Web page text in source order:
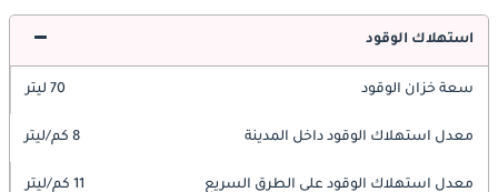
استهلاك الوقود
سعة خزان الوقود 70 ليتر
معدل استهلاك الوقود داخل المدينة 8 كم/ليتر
معدل استهلاك الوقود على الطرق السريع 11 كم/ليتر